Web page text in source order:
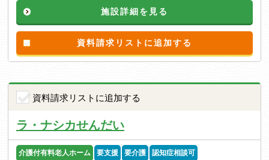
施設詳細を見る
資料請求リストに追加する
資料請求リストに追加する
ラ・ナシカせんだい
介護付有料老人ホーム 要支援 要介護 認知症相談可